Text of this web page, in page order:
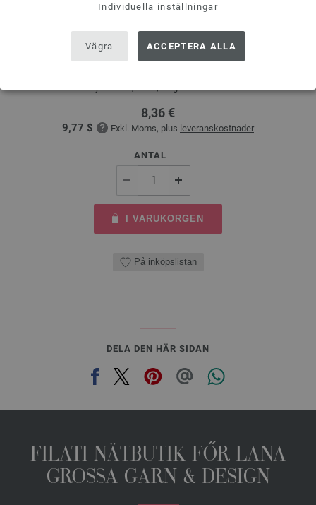
Individuella inställningar
Vägra ACCEPTERA ALLA
Strumpstickor Design-trä: Multicolor St. 2,5/20cm
LANA GROSSA Strumpstickor Design-trä: Multicolor St. 2,5/20cm
8,36 €
9,77 $ Exkl. Moms, plus leveranskostnader
ANTAL
I VARUKORGEN
På inköpslistan
DELA DEN HÄR SIDAN
FILATI NÄTBUTIK FŐR LANA
GROSSA GARN & DESIGN